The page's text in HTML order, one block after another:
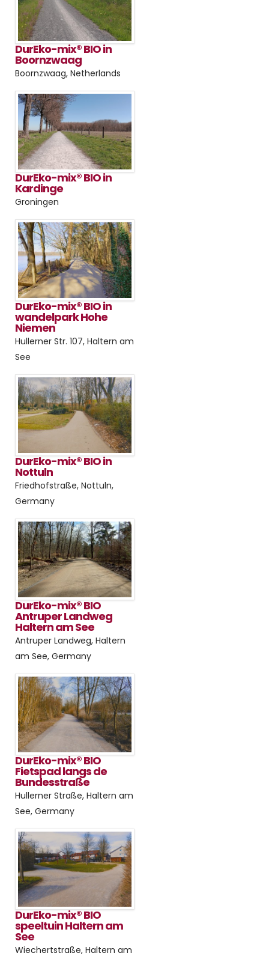
DurEko-mix® BIO in
Boornzwaag
Boornzwaag, Netherlands
DurEko-mix® BIO in
Kardinge
Groningen
DurEko-mix® BIO in
wandelpark Hohe
Niemen
Hullerner Str. 107, Haltern am
See
DurEko-mix® BIO in
Nottuln
Friedhofstraße, Nottuln,
Germany
DurEko-mix® BIO
Antruper Landweg
Haltern am See
Antruper Landweg, Haltern
am See, Germany
DurEko-mix® BIO
Fietspad langs de
Bundesstraße
Hullerner Straße, Haltern am
See, Germany
DurEko-mix® BIO
speeltuin Haltern am
See
Wiechertstraße, Haltern am